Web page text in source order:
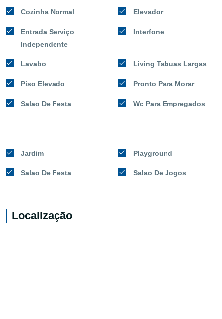
Cozinha Normal Elevador
Entrada Serviço
Independente
Interfone
Lavabo Living Tabuas Largas
Piso Elevado Pronto Para Morar
Salao De Festa Wc Para Empregados
Jardim Playground
Salao De Festa Salao De Jogos
Localização